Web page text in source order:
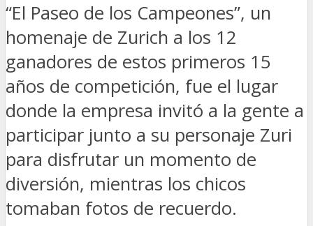
“El Paseo de los Campeones”, un
homenaje de Zurich a los 12
ganadores de estos primeros 15
años de competición, fue el lugar
donde la empresa invitó a la gente a
participar junto a su personaje Zuri
para disfrutar un momento de
diversión, mientras los chicos
tomaban fotos de recuerdo.